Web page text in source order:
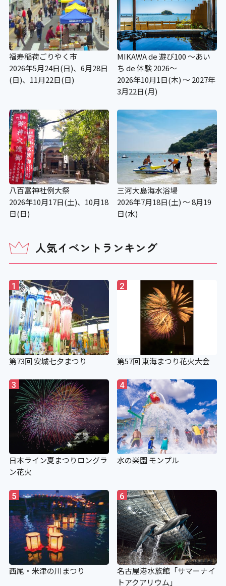
福寿稲荷ごりやく市
2026年5月24日(日)、6月28日
(日)、11月22日(日)
MIKAWA de 遊び100 ～あい
ち de 体験 2026～
2026年10月1日(木) ～ 2027年
3月22日(月)
八百富神社例大祭
2026年10月17日(土)、10月18
日(日)
三河大島海水浴場
2026年7月18日(土) ～ 8月19
日(水)
人気イベントランキング
1
第73回 安城七夕まつり
2
第57回 東海まつり花火大会
3
日本ライン夏まつりロングラ
ン花火
4
水の楽園 モンプル
5
西尾・米津の川まつり
6
名古屋港水族館「サマーナイ
トアクアリウム」